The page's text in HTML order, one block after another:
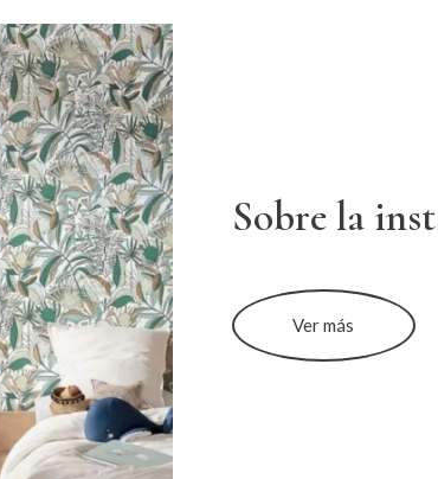
Sobre la
Ver más